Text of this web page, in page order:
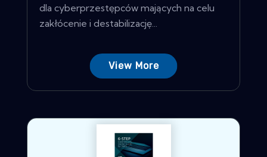
dla cyberprzestępców mających na celu
zakłócenie i destabilizację...
View More